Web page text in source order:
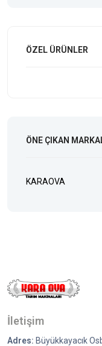
ÖZEL ÜRÜNLER
ÖNE ÇIKAN
KARAOVA
İletişim
Adres: Büyükkayacık